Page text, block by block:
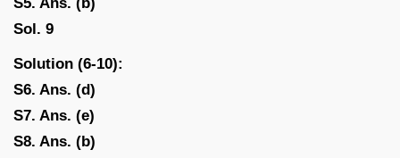
Sol. 9
Solution (6-10):
S6. Ans. (d)
S7. Ans. (e)
S8. Ans. (b)